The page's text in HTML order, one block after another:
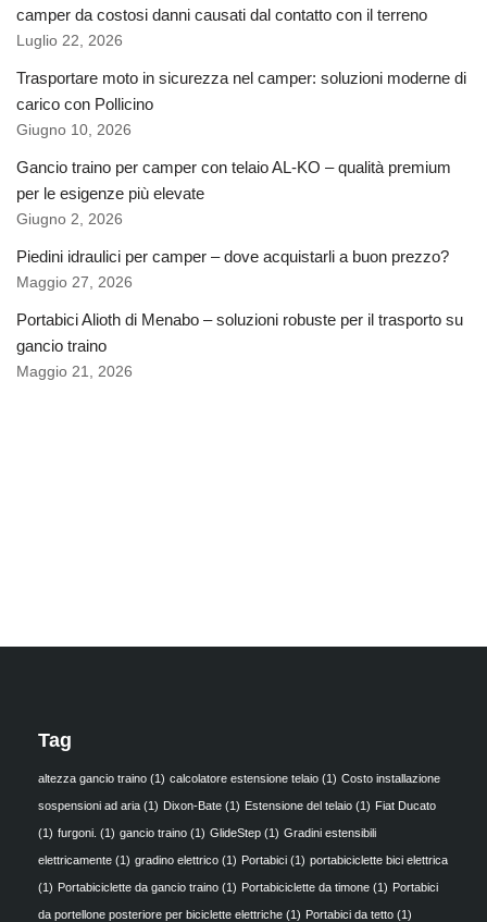
camper da costosi danni causati dal contatto con il terreno
Luglio 22, 2026
Trasportare moto in sicurezza nel camper: soluzioni moderne di
carico con Pollicino
Giugno 10, 2026
Gancio traino per camper con telaio AL-KO – qualità premium
per le esigenze più elevate
Giugno 2, 2026
Piedini idraulici per camper – dove acquistarli a buon prezzo?
Maggio 27, 2026
Portabici Alioth di Menabo – soluzioni robuste per il trasporto su
gancio traino
Maggio 21, 2026
Tag
altezza gancio traino (1) calcolatore estensione telaio (1) Costo installazione
sospensioni ad aria (1) Dixon-Bate (1) Estensione del telaio (1) Fiat Ducato
(1) furgoni. (1) gancio traino (1) GlideStep (1) Gradini estensibili
elettricamente (1) gradino elettrico (1) Portabici (1) portabiciclette bici elettrica
(1) Portabiciclette da gancio traino (1) Portabiciclette da timone (1) Portabici
da portellone posteriore per biciclette elettriche (1) Portabici da tetto (1)